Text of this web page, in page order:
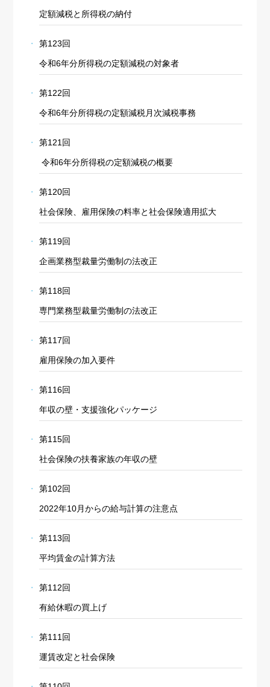
定額減税と所得税の納付
第123回
令和6年分所得税の定額減税の対象者
第122回
令和6年分所得税の定額減税月次減税事務
第121回
令和6年分所得税の定額減税の概要
第120回
社会保険、雇用保険の料率と社会保険適用拡大
第119回
企画業務型裁量労働制の法改正
第118回
専門業務型裁量労働制の法改正
第117回
雇用保険の加入要件
第116回
年収の壁・支援強化パッケージ
第115回
社会保険の扶養家族の年収の壁
第102回
2022年10月からの給与計算の注意点
第113回
平均賃金の計算方法
第112回
有給休暇の買上げ
第111回
運賃改定と社会保険